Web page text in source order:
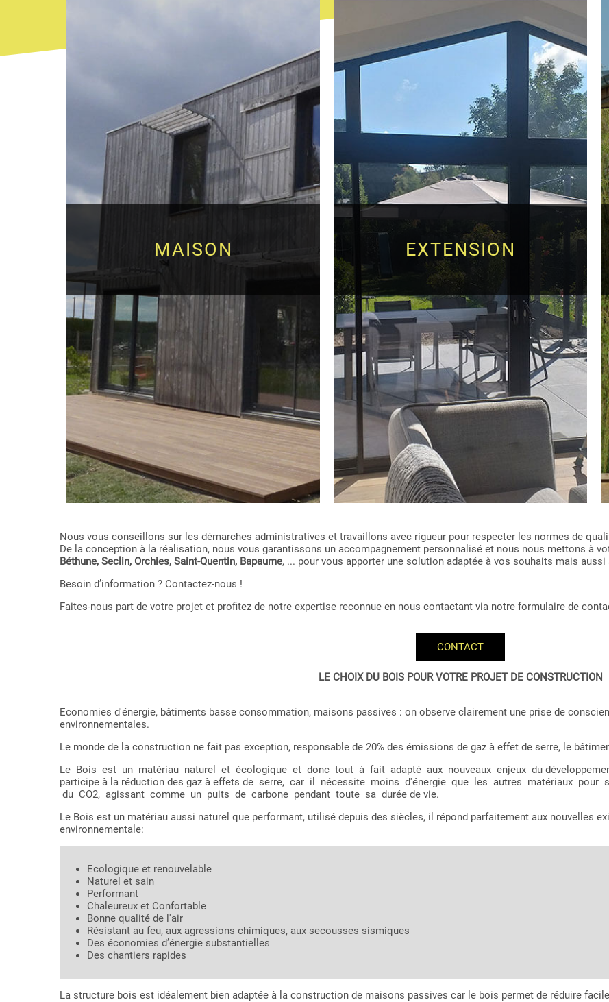
MAISON EXTENSION
Nous vous conseillons sur les démarches administratives et travaillons avec rigueur pour respecter les normes de
De la conception à la réalisation, nous vous garantissons un accompagnement personnalisé et nous nous mettons à
Béthune, Seclin, Orchies, Saint-Quentin, Bapaume, ... pour vous apporter une solution adaptée à vos souhaits mais aussi
Besoin d’information ? Contactez-nous !
Faites-nous part de votre projet et profitez de notre expertise reconnue en nous contactant via notre formulaire de
CONTACT
LE CHOIX DU BOIS POUR VOTRE PROJET DE CONSTRUCTION
Economies d'énergie, bâtiments basse consommation, maisons passives : on observe clairement une prise de
environnementales.
Le monde de la construction ne fait pas exception, responsable de 20% des émissions de gaz à effet de serre, le
Le Bois est un matériau naturel et écologique et donc tout à fait adapté aux nouveaux enjeux du
participe à la réduction des gaz à effets de serre, car il nécessite moins d'énergie que les autres matériaux pour
du CO2, agissant comme un puits de carbone pendant toute sa durée de vie.
Le Bois est un matériau aussi naturel que performant, utilisé depuis des siècles, il répond parfaitement aux nouvelles
environnementale:
Ecologique et renouvelable
Naturel et sain
Performant
Chaleureux et Confortable
Bonne qualité de l'air
Résistant au feu, aux agressions chimiques, aux secousses sismiques
Des économies d’énergie substantielles
Des chantiers rapides
La structure bois est idéalement bien adaptée à la construction de maisons passives car le bois permet de réduire